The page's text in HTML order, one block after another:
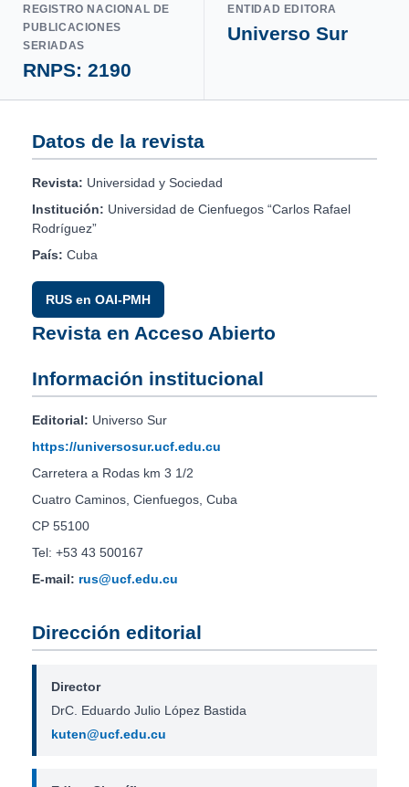
REGISTRO NACIONAL DE
PUBLICACIONES
SERIADAS
RNPS: 2190
ENTIDAD EDITORA
Universo Sur
Datos de la revista
Revista: Universidad y Sociedad
Institución: Universidad de Cienfuegos “Carlos Rafael
Rodríguez”
País: Cuba
RUS en OAI-PMH
Revista en Acceso Abierto
Información institucional
Editorial: Universo Sur
https://universosur.ucf.edu.cu
Carretera a Rodas km 3 1/2
Cuatro Caminos, Cienfuegos, Cuba
CP 55100
Tel: +53 43 500167
E-mail: rus@ucf.edu.cu
Dirección editorial
Director
DrC. Eduardo Julio López Bastida
kuten@ucf.edu.cu